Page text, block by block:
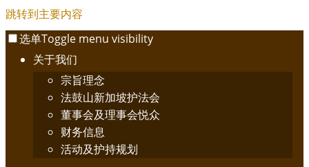
跳转到主要内容
选单Toggle menu visibility
关于我们
宗旨理念
法鼓山新加坡护法会
董事会及理事会悦众
财务信息
活动及护持规划